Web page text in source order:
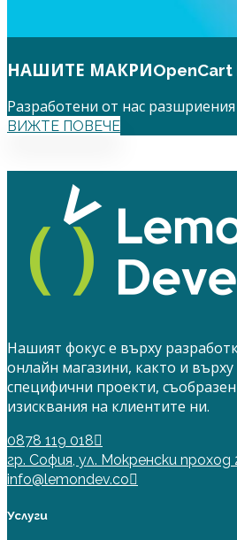
НАШИТЕ МАКРИ
Разработени от нас
ВИЖТЕ ПОВЕЧЕ
Нашият фокус е върху
онлайн магазини, както и
специфични проекти,
изисквания на клиентите ни.
0878 119 018
гр. София, ул. Мокренски проход
info@lemondev.co
Услуги